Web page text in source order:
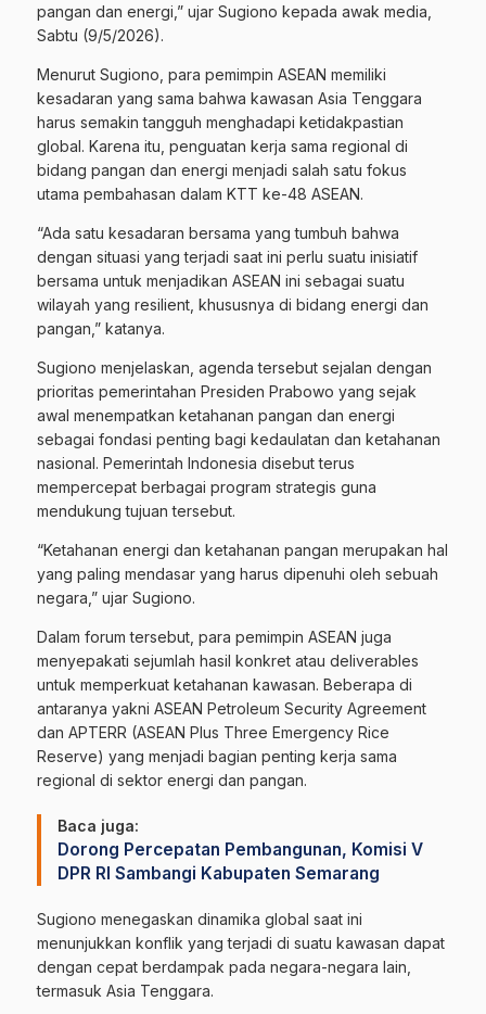
pangan dan energi,” ujar Sugiono kepada awak media,
Sabtu (9/5/2026).
Menurut Sugiono, para pemimpin ASEAN memiliki
kesadaran yang sama bahwa kawasan Asia Tenggara
harus semakin tangguh menghadapi ketidakpastian
global. Karena itu, penguatan kerja sama regional di
bidang pangan dan energi menjadi salah satu fokus
utama pembahasan dalam KTT ke-48 ASEAN.
“Ada satu kesadaran bersama yang tumbuh bahwa
dengan situasi yang terjadi saat ini perlu suatu inisiatif
bersama untuk menjadikan ASEAN ini sebagai suatu
wilayah yang resilient, khususnya di bidang energi dan
pangan,” katanya.
Sugiono menjelaskan, agenda tersebut sejalan dengan
prioritas pemerintahan Presiden Prabowo yang sejak
awal menempatkan ketahanan pangan dan energi
sebagai fondasi penting bagi kedaulatan dan ketahanan
nasional. Pemerintah Indonesia disebut terus
mempercepat berbagai program strategis guna
mendukung tujuan tersebut.
“Ketahanan energi dan ketahanan pangan merupakan hal
yang paling mendasar yang harus dipenuhi oleh sebuah
negara,” ujar Sugiono.
Dalam forum tersebut, para pemimpin ASEAN juga
menyepakati sejumlah hasil konkret atau deliverables
untuk memperkuat ketahanan kawasan. Beberapa di
antaranya yakni ASEAN Petroleum Security Agreement
dan APTERR (ASEAN Plus Three Emergency Rice
Reserve) yang menjadi bagian penting kerja sama
regional di sektor energi dan pangan.
Baca juga:
Dorong Percepatan Pembangunan, Komisi V
DPR RI Sambangi Kabupaten Semarang
Sugiono menegaskan dinamika global saat ini
menunjukkan konflik yang terjadi di suatu kawasan dapat
dengan cepat berdampak pada negara-negara lain,
termasuk Asia Tenggara.